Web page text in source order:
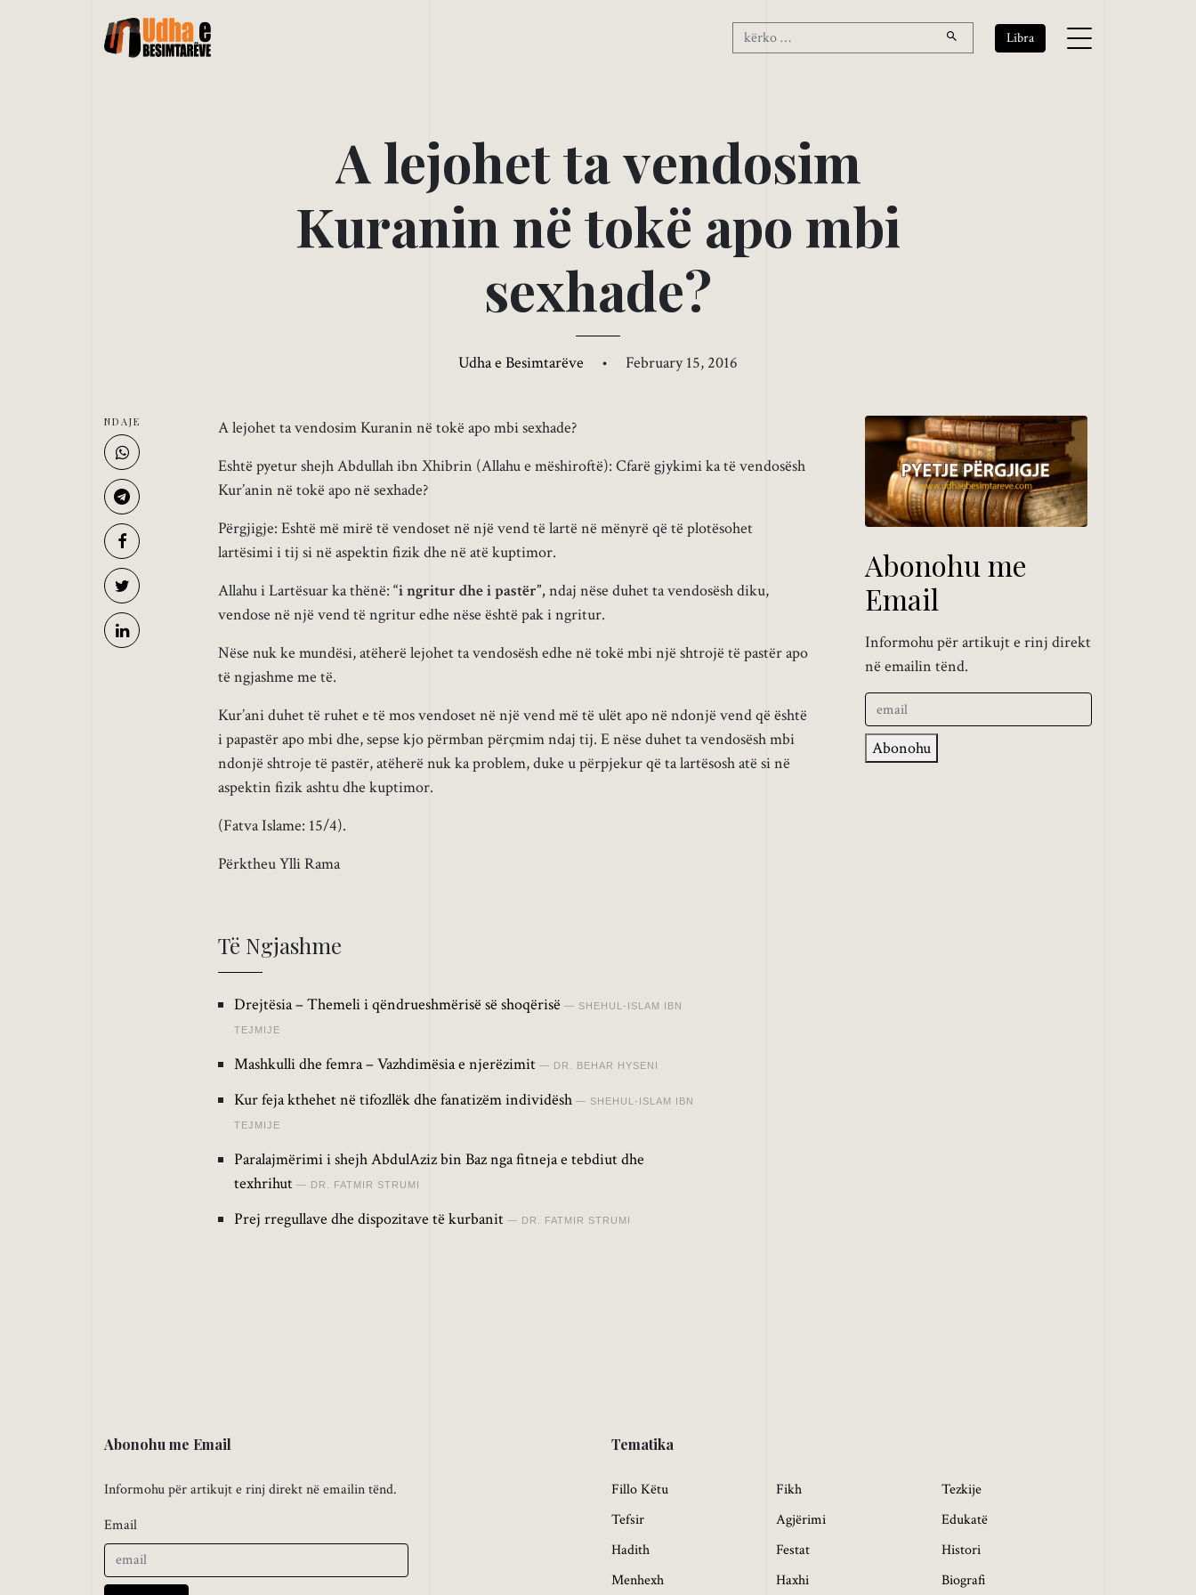
Libra
A lejohettavendosim
Kuranin në tokë apo mbi
sexhade?
Udha e Besimtarëve • February 15, 2016
A lejohet ta vendosim Kuranin në tokë apo mbi sexhade?
Eshtë pyetur shejh Abdullah ibn Xhibrin (Allahu e mëshiroftë): Cfarë gjykimi ka të vendosësh
Kur’anin në tokë apo në sexhade?
Përgjigje: Eshtë më mirë të vendoset në një vend të lartë në mënyrë që të plotësohet
lartësimi i tij si në aspektin fizik dhe në atë kuptimor.
Allahu i Lartësuar ka thënë: “i ngritur dhe i pastër”,ndaj nëse duhet ta vendosësh diku,
vendose në një vend të ngritur edhe nëse është pak i ngritur.
Nëse nuk ke mundësi, atëherë lejohet ta vendosësh edhe në tokë mbi një shtrojë të pastër apo
të ngjashme me të.
Kur’ani duhet të ruhet e të mos vendoset në një vend më të ulët apo në ndonjë vend që është
i papastër apo mbi dhe, sepse kjo përmban përçmim ndaj tij. E nëse duhet ta vendosësh mbi
ndonjë shtroje të pastër, atëherë nuk ka problem, duke u përpjekur që ta lartësosh atë si në
aspektin fizik ashtu dhe kuptimor.
(Fatva Islame: 15/4).
Përktheu Ylli Rama
Të Ngjashme
Drejtësia – Themeli i qëndrueshmërisë së shoqërisë SHEHUL-ISLAM IBN
TEJMIJE
Mashkulli dhe femra – Vazhdimësia e njerëzimit DR. BEHAR HYSENI
Kur feja kthehet në tifozllëk dhe fanatizëm individësh SHEHUL-ISLAM IBN
TEJMIJE
Paralajmërimi i shejh AbdulAziz bin Baz nga fitneja e tebdiut dhe
texhrihut
DR. FATMIR STRUMI
Prej rregullave dhe dispozitave të kurbanit DR. FATMIR STRUMI
NDAJE
Abonohu me
Email
Informohu për artikujt e rinj direkt
në emailin tënd.
Abonohu
Abonohu me Email
Informohu për artikujt e rinj direkt në emailin tënd.
Email
Tematika
Fillo Këtu
Tefsir
Hadith
Menhexh
Fikh
Agjërimi
Festat
Haxhi
Tezkije
Edukatë
Histori
Biografi